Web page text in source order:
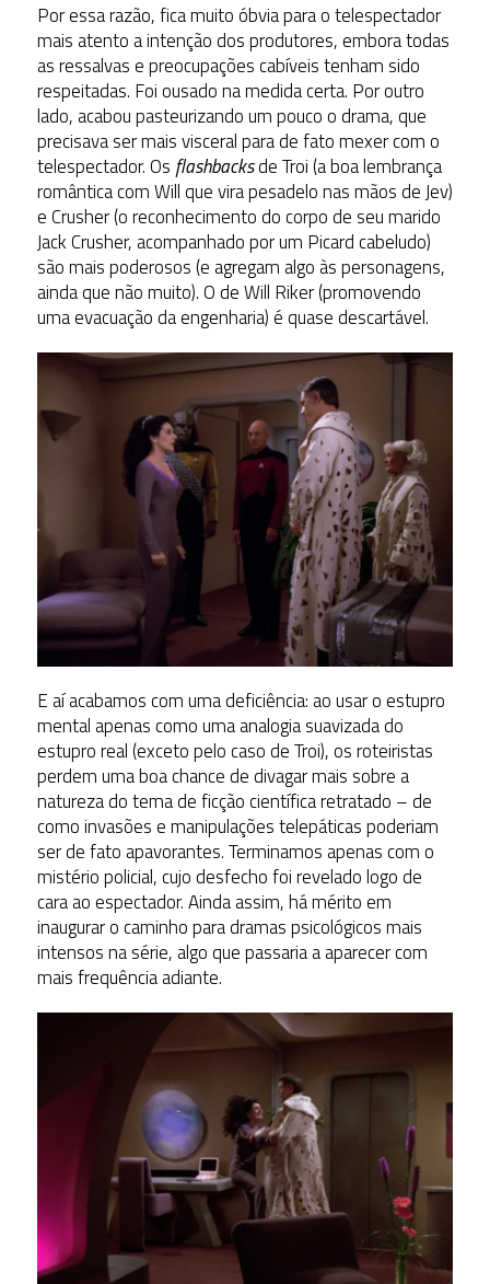
Por essa razão, fica muito óbvia para o telespectador
mais atento a intenção dos produtores, embora todas
as ressalvas e preocupações cabíveis tenham sido
respeitadas. Foi ousado na medida certa. Por outro
lado, acabou pasteurizando um pouco o drama, que
precisava ser mais visceral para de fato mexer com o
telespectador. Os flashbacksde Troi (a boa lembrança
romântica com Will que vira pesadelo nas mãos de Jev)
e Crusher (o reconhecimento do corpo de seu marido
Jack Crusher, acompanhado por um Picard cabeludo)
são mais poderosos (e agregam algo às personagens,
ainda que não muito). O de Will Riker (promovendo
uma evacuação da engenharia) é quase descartável.
E aí acabamos com uma deficiência: ao usar o estupro
mental apenas como uma analogia suavizada do
estupro real (exceto pelo caso de Troi), os roteiristas
perdem uma boa chance de divagar mais sobre a
natureza do tema de ficção científica retratado – de
como invasões e manipulações telepáticas poderiam
ser de fato apavorantes. Terminamos apenas com o
mistério policial, cujo desfecho foi revelado logo de
cara ao espectador. Ainda assim, há mérito em
inaugurar o caminho para dramas psicológicos mais
intensos na série, algo que passaria a aparecer com
mais frequência adiante.